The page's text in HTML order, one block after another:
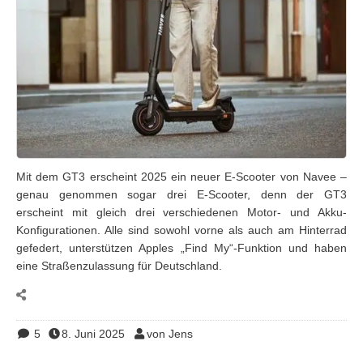
Mit dem GT3 erscheint 2025 ein neuer E-Scooter von Navee –
genau genommen sogar drei E-Scooter, denn der GT3
erscheint mit gleich drei verschiedenen Motor- und Akku-
Konfigurationen. Alle sind sowohl vorne als auch am Hinterrad
gefedert, unterstützen Apples „Find My“-Funktion und haben
eine Straßenzulassung für Deutschland.
5 8. Juni 2025 von Jens